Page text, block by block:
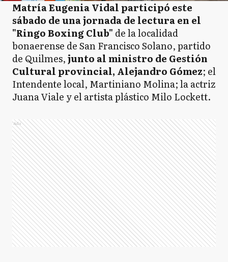
Matría Eugenia Vidal participó este
sábado de una jornada de lectura en el
"Ringo Boxing Club" de la localidad
bonaerense de San Francisco Solano, partido
de Quilmes,junto al ministro de Gestión
Cultural provincial, Alejandro Gómez; el
Intendente local, Martiniano Molina; la actriz
Juana Viale y el artista plástico Milo Lockett.
Ads